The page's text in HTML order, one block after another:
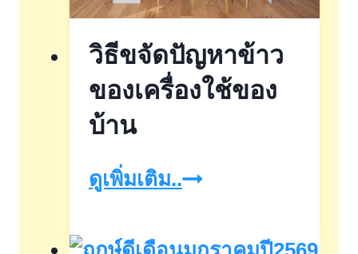
วิธีขจัดปัญหาข้าว
ของเครื่องใช้ของ
บ้าน
ดูเพิ่มเติม..วิธี
ปัญหา